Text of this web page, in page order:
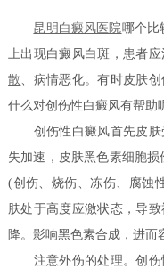
昆明白癜风医院哪个比
上出现白癜风白斑，患者
散、病情恶化。有时皮肤
什么对创伤性白癜风有帮助
创伤性白癜风首先皮肤
失加速，皮肤黑色素细胞
(创伤、烧伤、冻伤、腐蚀
肤处于高度应激状态，导
降。影响黑色素合成，进而
注意外伤的处理。创伤